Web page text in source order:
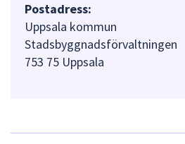
Postadress:
Uppsala kommun
Stadsbyggnadsförvaltningen
753 75 Uppsala